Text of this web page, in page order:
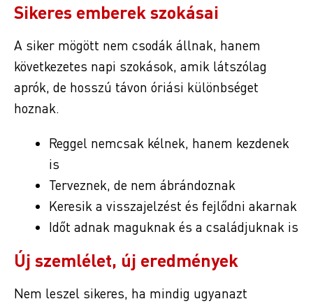
Sikeres emberek szokásai
A siker mögött nem csodák állnak, hanem
következetes napi szokások, amik látszólag
aprók, de hosszú távon óriási különbséget
hoznak.
Reggel nemcsak kélnek, hanem kezdenek
is
Terveznek, de nem ábrándoznak
Keresik a visszajelzést és fejlődni akarnak
Időt adnak maguknak és a családjuknak is
Új szemlélet, új eredmények
Nem leszel sikeres, ha mindig ugyanazt